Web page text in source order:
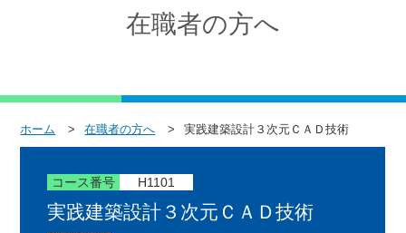
在職者の方へ
ホーム 在職者の方へ 実践建築設計３次元ＣＡＤ技術
コース番号 H1101
実践建築設計３次元ＣＡＤ技術